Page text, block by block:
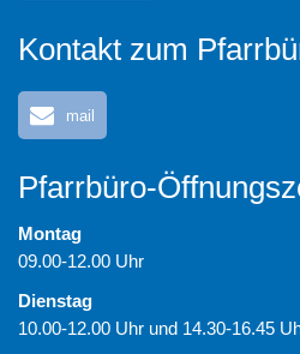
Kontakt zum
mail
Pfarrbüro-
Montag
09.00-12.00 Uhr
Dienstag
10.00-12.00 Uhr und 14.30-16.45